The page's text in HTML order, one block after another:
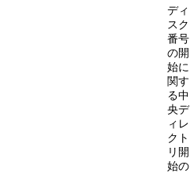
ディ
スク
番号
の開
始に
関す
る中
央デ
ィレ
クト
リ開
始の